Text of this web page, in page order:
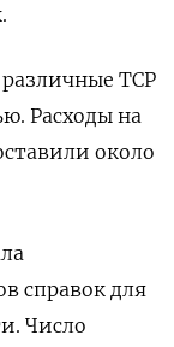
ТСР
Расходы на
около
справок для
Число